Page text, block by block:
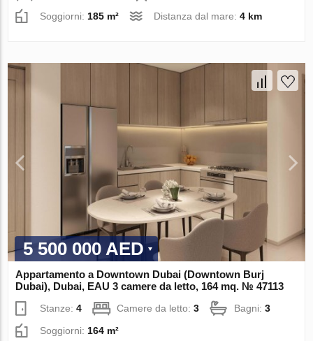
Soggiorni:185 m² Distanza dal mare:4 km
5 500 000 AED
Appartamento a Downtown Dubai (Downtown Burj
Dubai), Dubai, EAU 3 camere da letto, 164 mq. № 47113
Stanze:4 Camere da letto:3 Bagni:3
Soggiorni: 164 m²